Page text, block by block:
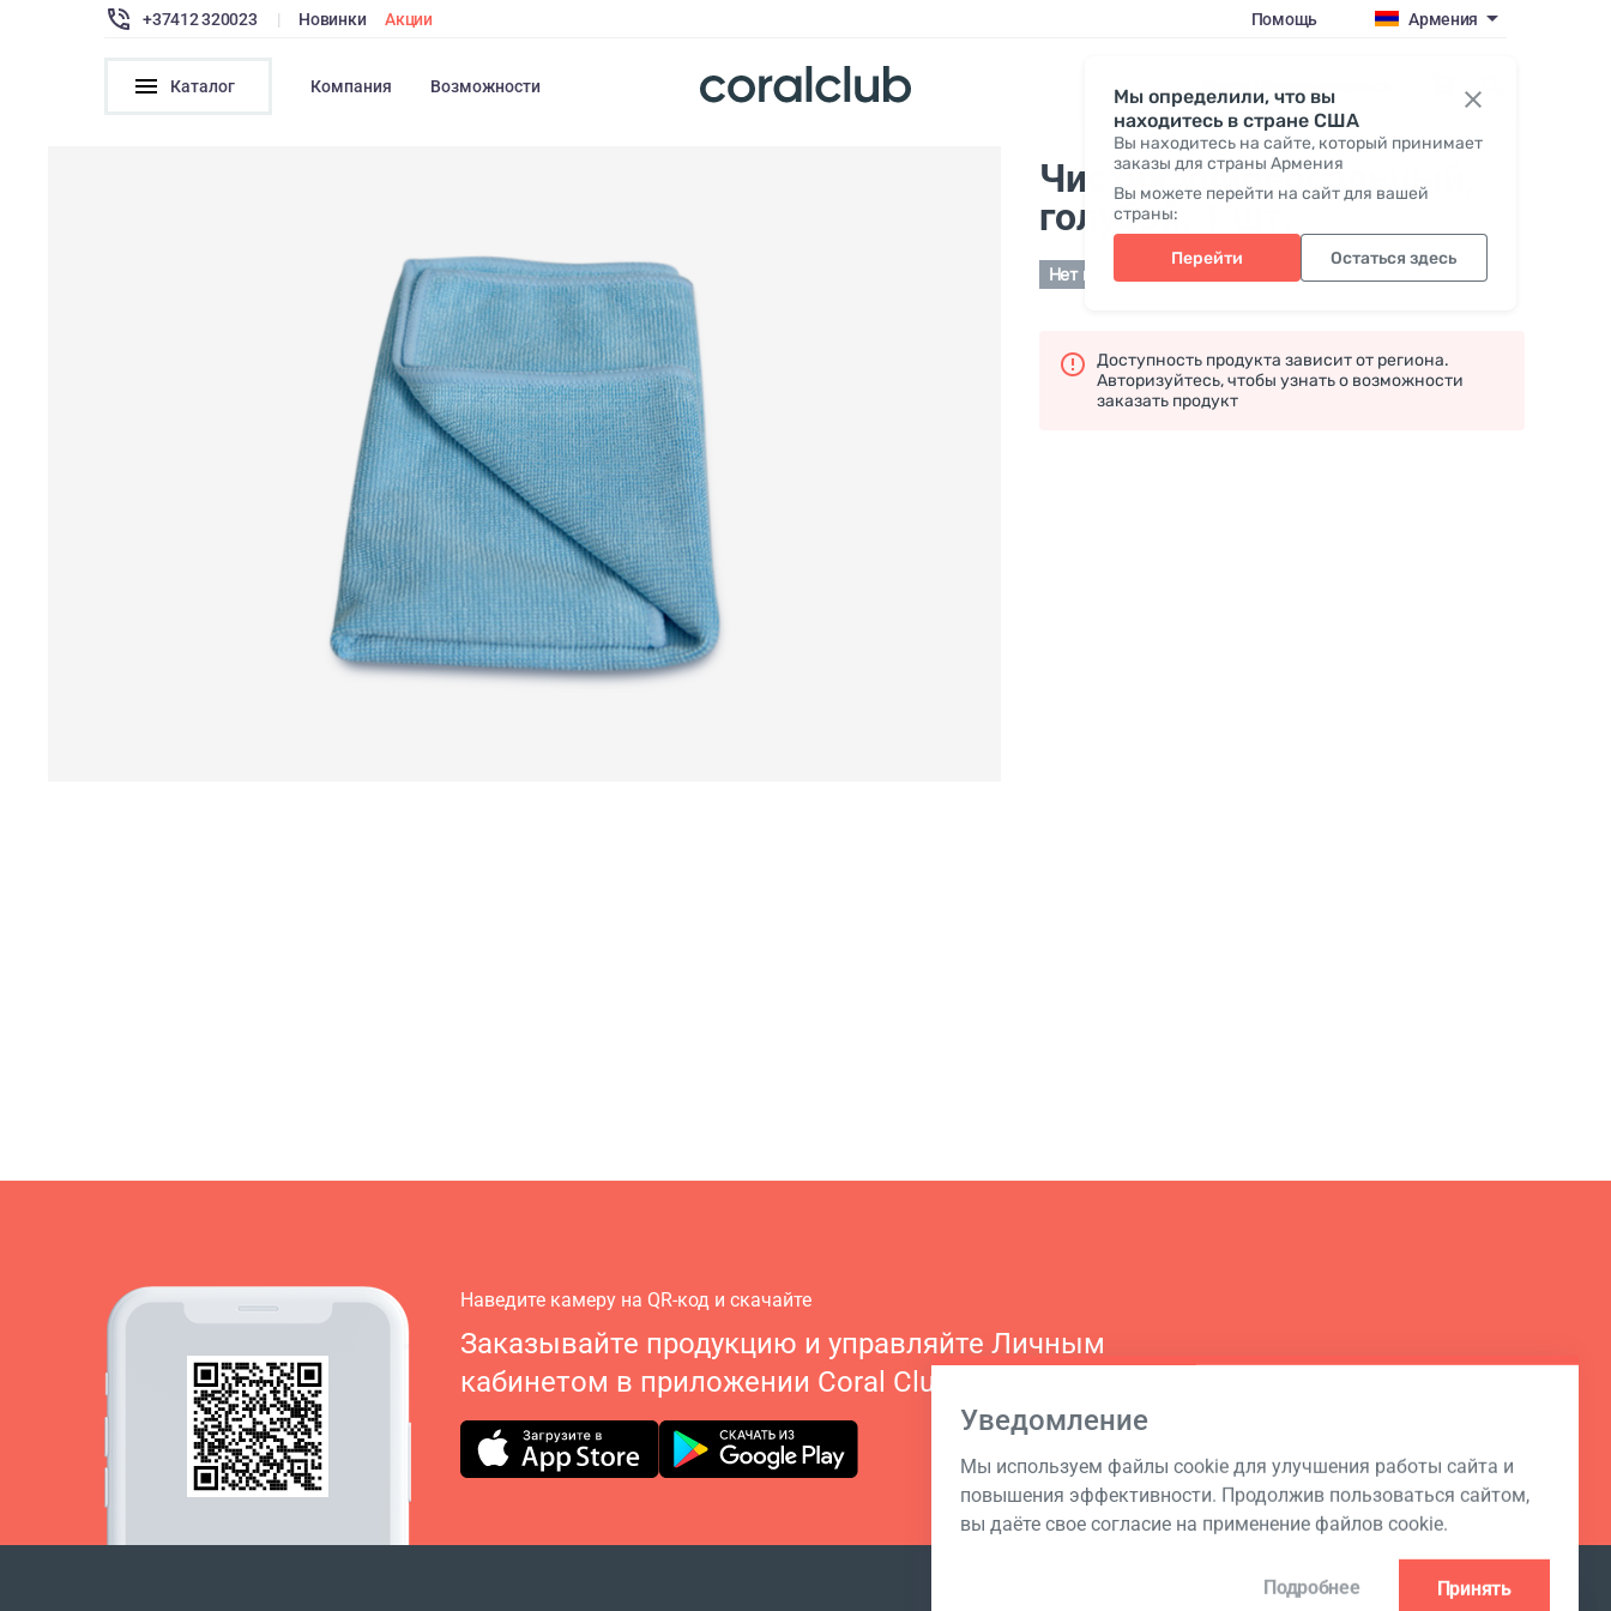
Мы определили, что вы
находитесь в стране США
Вы находитесь на сайте, который принимает
заказы для страны Армения
Вы можете перейти на сайт для вашей
страны:
Перейти Остаться здесь
+37412 320023 | Новинки Акции Помощь Армения
Каталог Компания Возможности
Чистик универсальный,
голубой , 1 шт.
Нет в наличии
Доступность продукта зависит от региона.
Авторизуйтесь, чтобы узнать о возможности
заказать продукт
Уведомление
Мы используем файлы cookie для улучшения работы сайта и
повышения эффективности. Продолжив пользоваться сайтом,
вы даёте свое согласие на применение файлов cookie.
Подробнее Принять
Наведите камеру на QR-код и скачайте
Заказывайте продукцию и управляйте Личным
кабинетом в приложении Coral Club